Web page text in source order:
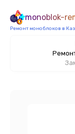
monoblok-
Ремонт моноблоков в